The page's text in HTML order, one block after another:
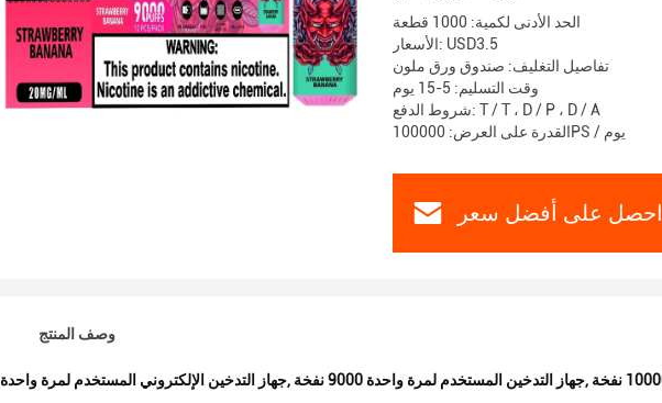
الحد الأدنى لكمية: 1000 قطعة
الأسعار: USD3.5
تفاصيل التغليف: صندوق ورق ملون
وقت التسليم: 5-15 يوم
شروط الدفع: T / T ، D / P ، D / A
القدرة على العرض: 100000PS / يوم
احصل على أفضل سعر
وصف المنتج
جهاز التدخين الإلكتروني المستخدم لمرة واحدة 10 طعم, جهاز التدخين المستخدم لمرة واحدة 9000 نفخة,